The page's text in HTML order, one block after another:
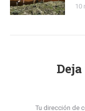
10
Tu dirección de